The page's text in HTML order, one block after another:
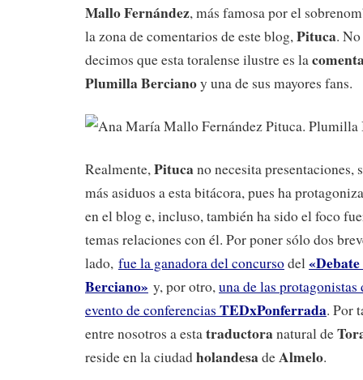
Mallo Fernández, más famosa por el
la zona de comentarios de este blog,Pituca.
decimos que esta toralense ilustre es la
Plumilla Bercianoy una de sus mayores fans.
Realmente, Pitucano necesita presentaciones,
más asiduos a esta bitácora, pues ha
en el blog e, incluso, también ha sido el foco
temas relaciones con él. Por poner sólo dos
lado, fue la ganadora del concursodel
Berciano» y, por otro, una de las
evento de conferencias TEDxPonferrada. Por
entre nosotros a esta traductoranatural de
reside en la ciudadholandesadeAlmelo.